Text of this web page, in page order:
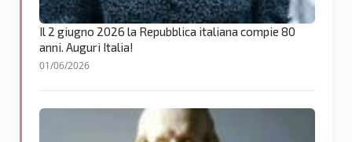
Il 2 giugno 2026 la Repubblica italiana compie 80
anni. Auguri Italia!
01/06/2026